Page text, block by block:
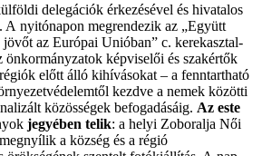
delegációk érkezésével és hivatalos
A nyitónapon megrendezik az „Együtt
az Európai Unióban” c. kerekasztal-
önkormányzatok képviselői és szakértők
előtt álló kihívásokat – a fenntartható
kezdve a nemek közötti
közösségek befogadásáig. Az este
jegyében telik: a helyi Zoboralja Női
a község és a régió